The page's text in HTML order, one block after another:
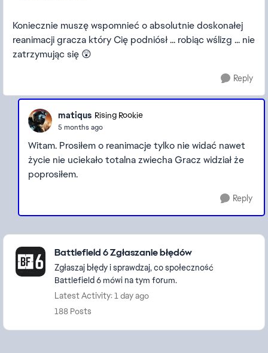
Koniecznie muszę wspomnieć o absolutnie doskonałej
reanimacji gracza który Cię podniósł ... robiąc wślizg ... nie
zatrzymując się 😲
Reply
matiqus Rising Rookie
5 months ago
Witam. Prosiłem o reanimacje tylko nie widać nawet
życie nie uciekało totalna zwiecha Gracz widział że
poprosiłem.
Reply
Featured Places
Battlefield 6 Zgłaszanie błędów
Zgłaszaj błędy i sprawdzaj, co społeczność
Battlefield 6 mówi na tym forum.
Latest Activity: 1 day ago
188 Posts